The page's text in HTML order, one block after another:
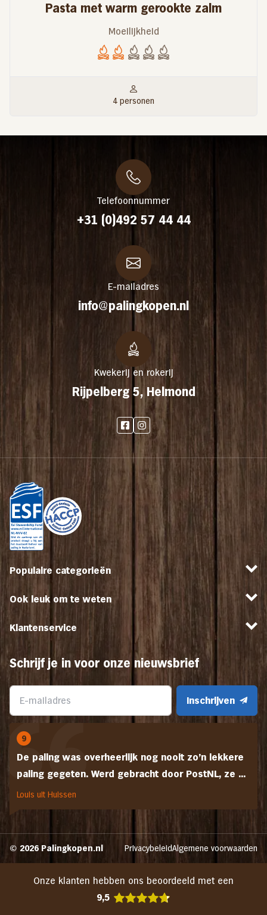
Pasta met warm gerookte zalm
Moeilijkheid
4 personen
+31 (0)492 57 44 44
Telefoonnummer
info@palingkopen.nl
E-mailadres
Rijpelberg 5, Helmond
Kwekerij en rokerij
Populaire categorieën
Ook leuk om te weten
Klantenservice
Schrijf je in voor onze nieuwsbrief
Inschrijven
9
De paling was overheerlijk nog nooit zo'n lekkere
paling gegeten. Werd gebracht door PostNL, ze ...
Louis uit Huissen
© 2026 Palingkopen.nl PrivacybeleidAlgemene voorwaarden
Onze klanten hebben ons beoordeeld met een
9,5